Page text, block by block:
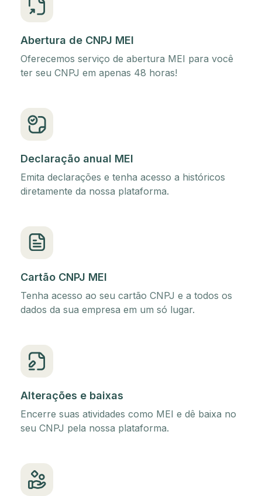
Abertura de CNPJ MEI
Oferecemos serviço de abertura MEI para você
ter seu CNPJ em apenas 48 horas!
Declaração anual MEI
Emita declarações e tenha acesso a históricos
diretamente da nossa plataforma.
Cartão CNPJ MEI
Tenha acesso ao seu cartão CNPJ e a todos os
dados da sua empresa em um só lugar.
Alterações e baixas
Encerre suas atividades como MEI e dê baixa no
seu CNPJ pela nossa plataforma.